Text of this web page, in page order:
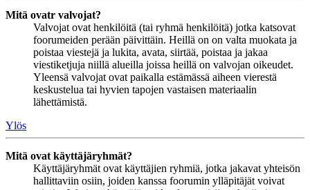
Mitä ovatr valvojat?
Valvojat ovat henkilöitä (tai ryhmä henkilöitä) jotka katsovat
foorumeiden perään päivittäin. Heillä on on valta muokata ja
poistaa viestejä ja lukita, avata, siirtää, poistaa ja jakaa
viestiketjuja niillä alueilla joissa heillä on valvojan oikeudet.
Yleensä valvojat ovat paikalla estämässä aiheen vierestä
keskustelua tai hyvien tapojen vastaisen materiaalin
lähettämistä.
Ylös
Mitä ovat käyttäjäryhmät?
Käyttäjäryhmät ovat käyttäjien ryhmiä, jotka jakavat yhteisön
hallittaviin osiin, joiden kanssa foorumin ylläpitäjät voivat